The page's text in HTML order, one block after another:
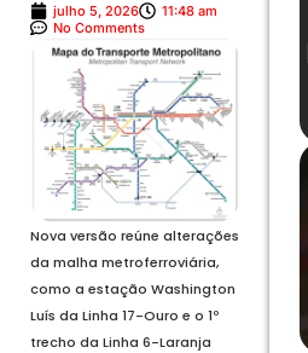
julho 5, 2026
11:48 am
No Comments
Nova versão reúne alterações
da malha metroferroviária,
como a estação Washington
Luís da Linha 17-Ouro e o 1º
trecho da Linha 6-Laranja